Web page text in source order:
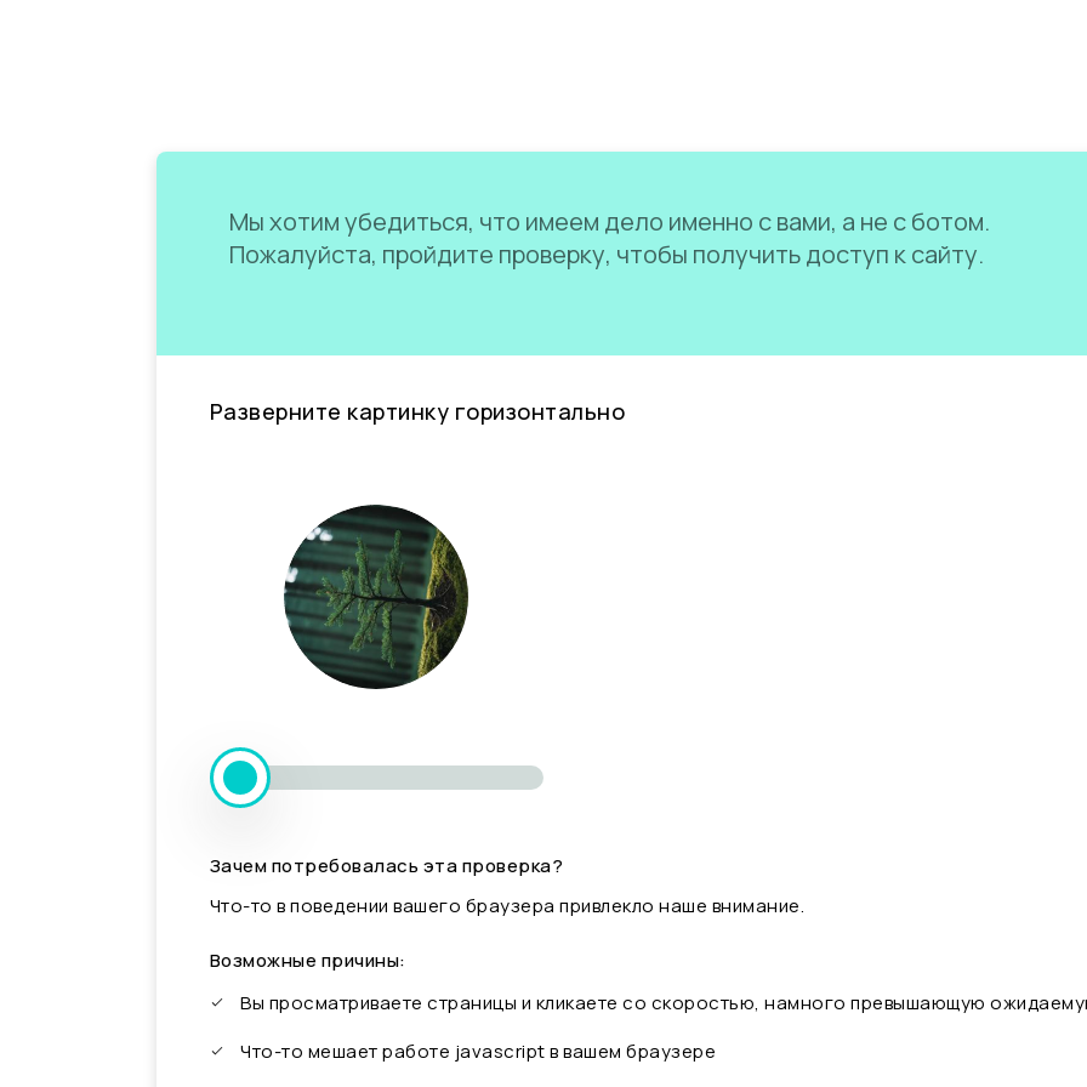
Мы хотим убедиться, что имеем дело именно с вами, а не с ботом.
Пожалуйста, пройдите проверку, чтобы получить доступ к сайту.
Разверните картинку горизонтально
Зачем потребовалась эта проверка?
Что-то в поведении вашего браузера привлекло наше внимание.
Возможные причины:
Вы просматриваете страницы и кликаете со скоростью, намного превышающую
Что-то мешает работе javascript в вашем браузере